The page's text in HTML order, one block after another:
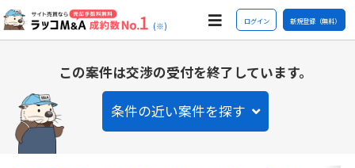
(※) ログイン 新規登録（無料）
この案件は交渉の受付を終了しています。
条件の近い案件を探す